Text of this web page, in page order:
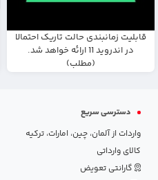
قابلیت زمانبندی حالت تاریک احتمالا
در اندروید 11 ارائه خواهد شد.
(مطلب)
دسترسی سریع
واردات از آلمان، چین، امارات، ترکیه
کالای وارداتی
گارانتی تعویض